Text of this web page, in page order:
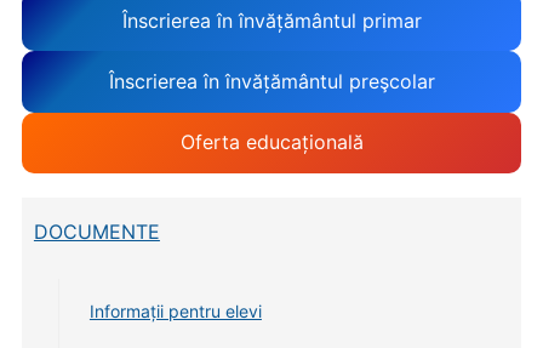
Înscrierea în învățământul primar
Înscrierea în învățământul preşcolar
Oferta educațională
DOCUMENTE
Informații pentru elevi